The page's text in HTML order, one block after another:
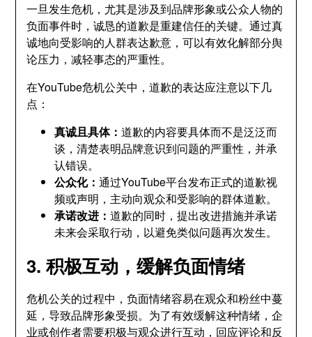
一旦发生危机，尤其是涉及到品牌形象或公众人物的
负面事件时，诚恳的道歉是重建信任的关键。通过真
诚地向受影响的人群表达歉意，可以有效化解部分舆
论压力，减轻事态的严重性。
在YouTube危机公关中，道歉的表达应注意以下几
点：
真诚且具体：道歉的内容要具体而不是泛泛而
谈，清楚表明品牌意识到问题的严重性，并承
认错误。
公众化：通过YouTube平台发布正式的道歉视
频或声明，主动向观众和受影响的群体道歉。
承诺改进：道歉的同时，提出改进措施并承诺
未来会采取行动，以避免类似问题再次发生。
3. 积极互动，缓解负面情绪
危机公关的过程中，负面情绪容易在观众和粉丝中蔓
延，导致品牌形象受损。为了有效缓解这种情绪，企
业或创作者需要积极与观众进行互动，回应评论和反